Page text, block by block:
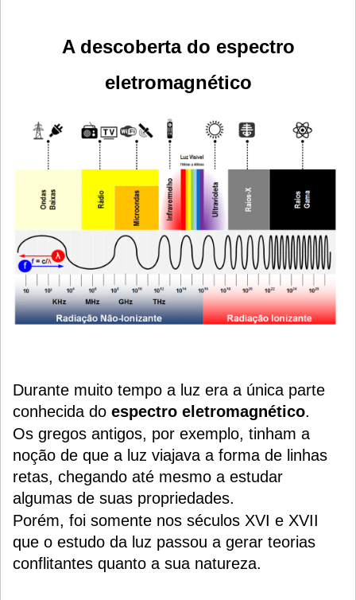
A descoberta do espectro
eletromagnético
Durante muito tempo a luz era a única parte
conhecida do espectro eletromagnético.
Os gregos antigos, por exemplo, tinham a
noção de que a luz viajava a forma de linhas
retas, chegando até mesmo a estudar
algumas de suas propriedades.
Porém, foi somente nos séculos XVI e XVII
que o estudo da luz passou a gerar teorias
conflitantes quanto a sua natureza.